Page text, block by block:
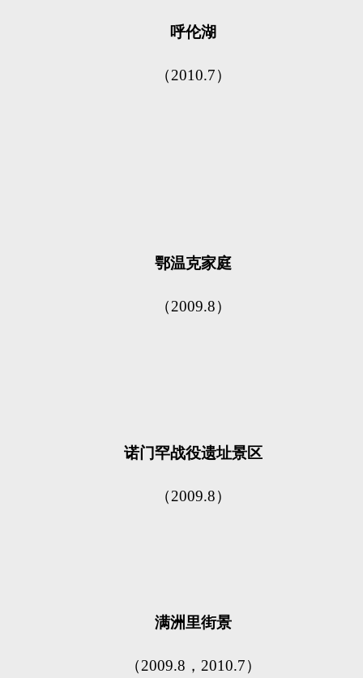
呼伦湖
（2010.7）
鄂温克家庭
（2009.8）
诺门罕战役遗址景区
（2009.8）
满洲里街景
（2009.8，2010.7）